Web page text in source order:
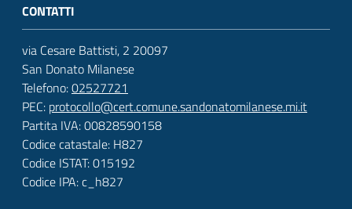
CONTATTI
via Cesare Battisti, 2 20097
San Donato Milanese
Telefono:02527721
PEC: protocollo@cert.comune.sandonatomilanese.mi.it
Partita IVA: 00828590158
Codice catastale: H827
Codice ISTAT: 015192
Codice IPA: c_h827